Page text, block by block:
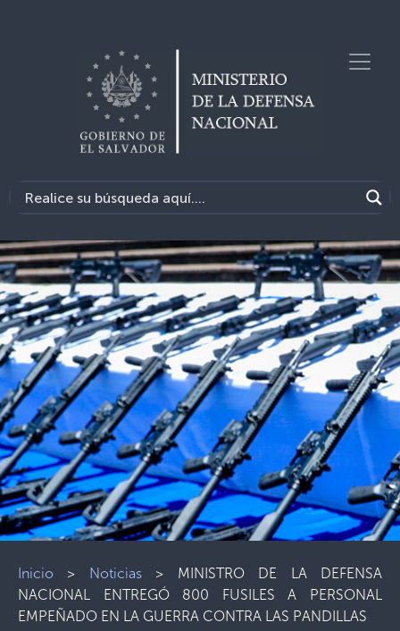
Inicio > Noticias> MINISTRO DE LA DEFENSA
NACIONAL ENTREGÓ 800 FUSILES A PERSONAL
EMPEÑADO EN LA GUERRA CONTRA LAS PANDILLAS